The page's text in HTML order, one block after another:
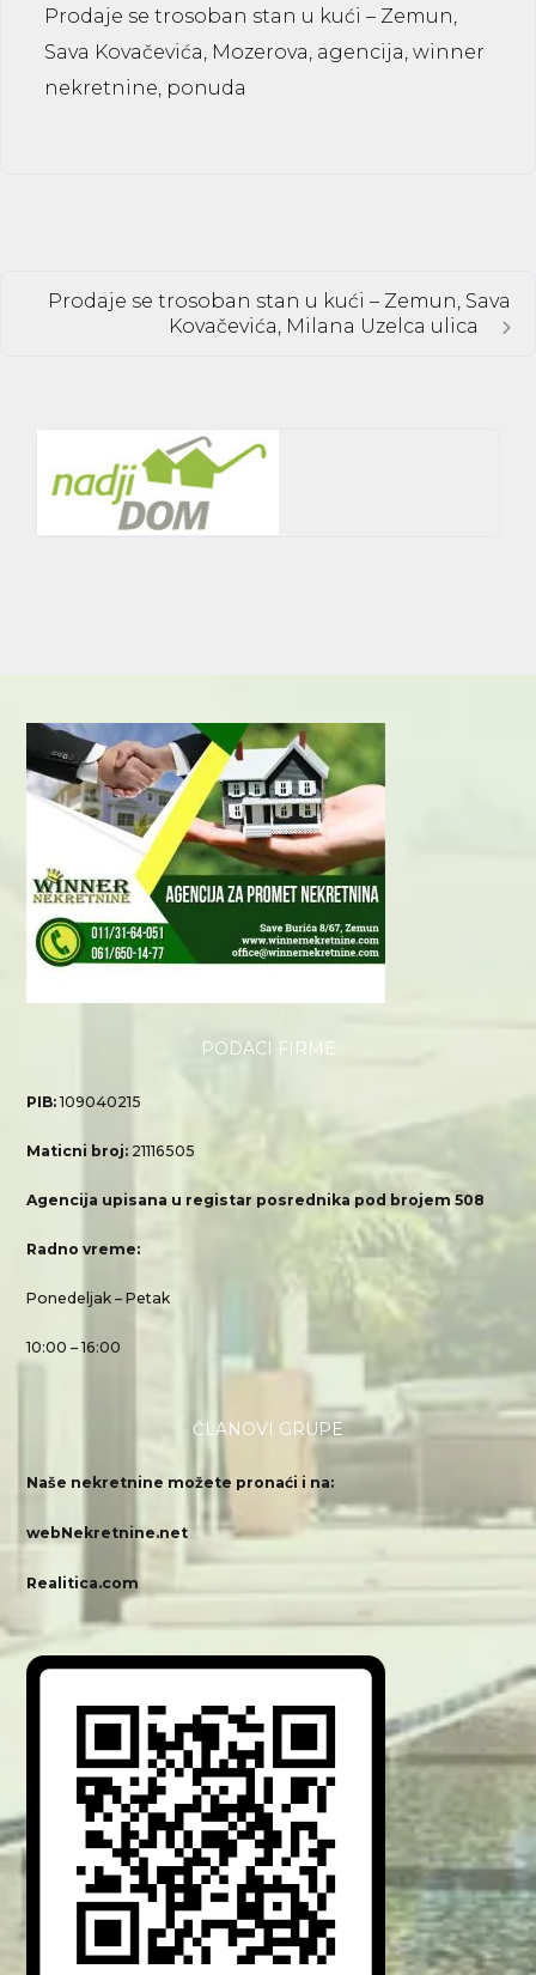
Prodaje se trosoban stan u kući – Zemun,
Sava Kovačevića, Mozerova, agencija, winner
nekretnine, ponuda
Prodaje se trosoban stan u kući – Zemun, Sava
Kovačevića, Milana Uzelca ulica
PODACI FIRME
PIB:109040215
Maticni broj: 21116505
Agencija upisana u registar posrednika pod brojem 508
Radno vreme:
Ponedeljak – Petak
10:00 – 16:00
ČLANOVI GRUPE
Naše nekretnine možete pronaći i na:
webNekretnine.net
Realitica.com